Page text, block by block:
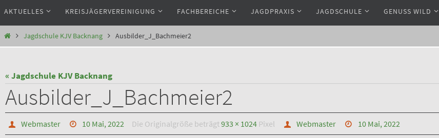
Inhalt
springen
AKTUELLES KREISJÄGERVEREINIGUNG FACHBEREICHE JAGDPRAXIS JAGDSCHULE GENUSS WILD
StartJagdschule KJV Backnang Ausbilder_J_Bachmeier2
« Jagdschule KJV Backnang
Ausbilder_J_Bachmeier2
Webmaster 10 Mai, 2022 Die Originalgröße beträgt933 × 1024 Pixel Webmaster 10 Mai, 2022